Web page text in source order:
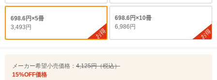
698.6円×5冊
3,493円
お得
698.6円×10冊
6,986円
お得
メーカー希望小売価格： 4,125円（税込）
15%OFF価格